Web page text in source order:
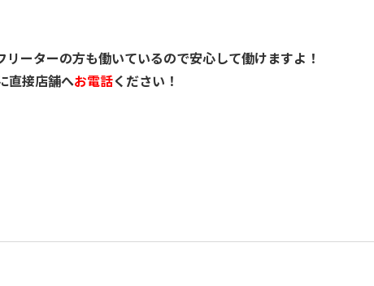
ーターの方も働いているので安心して働けますよ！
直接店舗へお電話ください！